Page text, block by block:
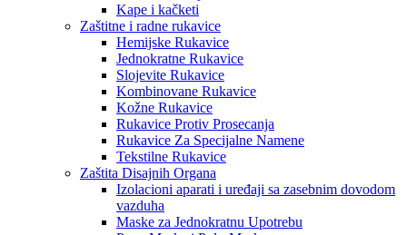
Kape i kačketi
Zaštitne i radne rukavice
Hemijske Rukavice
Jednokratne Rukavice
Slojevite Rukavice
Kombinovane Rukavice
Kožne Rukavice
Rukavice Protiv Prosecanja
Rukavice Za Specijalne Namene
Tekstilne Rukavice
Zaštita Disajnih Organa
Izolacioni aparati i uređaji sa zasebnim dovodom
vazduha
Maske za Jednokratnu Upotrebu